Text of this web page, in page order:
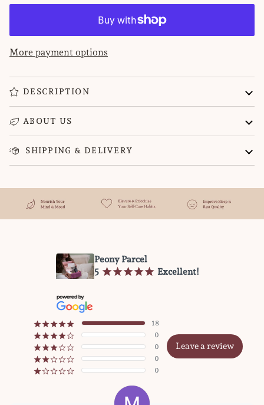
More payment options
DESCRIPTION
ABOUT US
SHIPPING & DELIVERY
Peony Parcel
5 ¡¡¡¡¡ Excellent!
¡¡¡¡¡ 18
¡¡¡¡¢ 0
¡¡¡¢¢ 0
¡¡¢¢¢ 0
¡¢¢¢¢ 0
Leave a review